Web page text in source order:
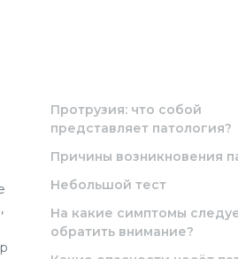
Протрузия: что собой
представляет патология?
Причины возникновения
Небольшой тест
На какие симптомы
обратить внимание?